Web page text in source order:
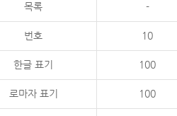
목록 -
번호 10
한글 표기 100
로마자 표기 100